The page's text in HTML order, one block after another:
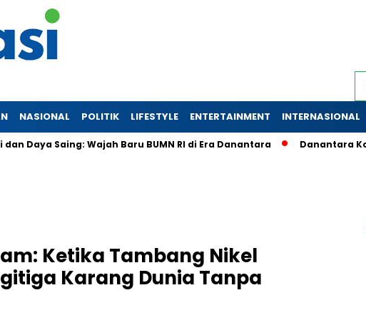
NASIONAL POLITIK LIFESTYLE ENTERTAINMENT INTERNASIONAL
Saing: Wajah Baru BUMN RI di Era Danantara Danantara
Ketika Tambang Nikel
Karang Dunia Tanpa